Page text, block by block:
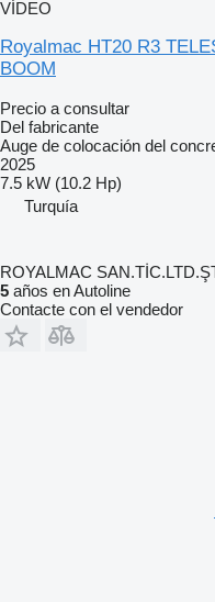
VÍDEO
Royalmac HT20 R3
BOOM
Precio a consultar
Del fabricante
Auge de colocación del
2025
7.5 kW (10.2 Hp)
Turquía
ROYALMAC
5 años en Autoline
Contacte con el vendedor